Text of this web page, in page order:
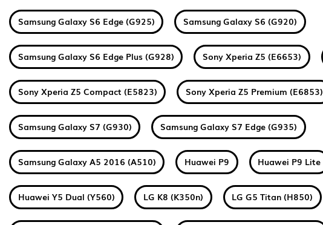
Samsung Galaxy S6 Edge (G925) Samsung Galaxy S6 (G920)
Samsung Galaxy S6 Edge Plus (G928) Sony Xperia Z5 (E6653)
Sony Xperia Z5 Compact (E5823) Sony Xperia Z5 Premium (E6853)
Samsung Galaxy S7 (G930) Samsung Galaxy S7 Edge (G935)
Samsung Galaxy A5 2016 (A510) Huawei P9 Huawei P9 Lite
Huawei Y5 Dual (Y560) LG K8 (K350n) LG G5 Titan (H850)